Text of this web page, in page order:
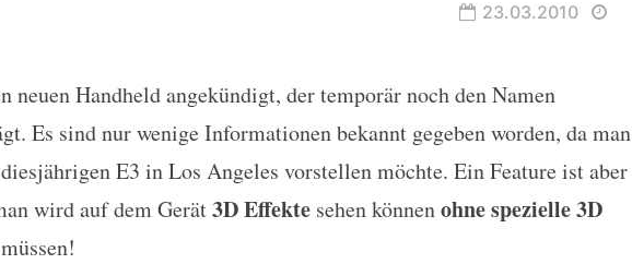
23.03.2010
neuen Handheld an – Mit 3D Effekten!
neuen Handheld angekündigt, der temporär noch den Namen
Es sind nur wenige Informationen bekannt gegeben worden, da man
E3 in Los Angeles vorstellen möchte. Ein Feature ist aber
wird auf dem Gerät3D Effektesehen könnenohne spezielle 3D